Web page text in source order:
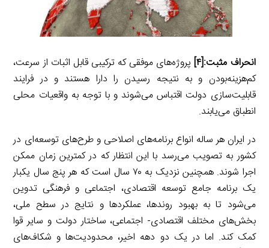
انحراف مثبت:[۴]
پروژه‌های موفقی که ترکیبی قابل اثبات از سرعت،
کم‌هزینه‌بودن و به نتیجه رسیدن را دارا هستند و در فرایند
قابلیت‌سازی دولت اقتباس می‌شوند و با توجه به واقعیات محلی
انطباق می‌یابند.
در ایران هر ساله انواع برنامه‌های اصلاحی و طرح‌های توسعه‌ای در
کشور به تصویب می‌رسد با این انتظار که در کمترین زمان ممکن
اجرا شوند. همچنین نزدیک به ۷۰ سال است که هر پنج سال یکبار
یک برنامه جامع توسعه اقتصادی، اجتماعی و فرهنگی تدوین
می‌شود تا به بهبود روندها، عملکردها و نتایج در سطح ملی،
بخش‌های مختلف اقتصادی- اجتماعی، ساختار دولت و سایر قوا
کمک کند. اما در یک دو دهه اخیر، محدودیت‌ها و شکاف‌های